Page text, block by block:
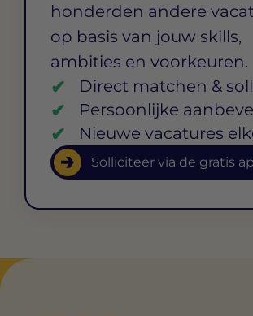
honderden andere
op basis van jouw skills,
ambities en voorkeuren.
Direct matchen &
Persoonlijke
Nieuwe vacatures
Solliciteer via de gratis